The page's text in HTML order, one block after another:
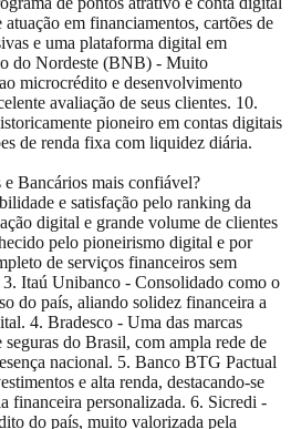
em financiamentos, cartões de
e uma plataforma digital em
do Nordeste (BNB) - Muito
microcrédito e desenvolvimento
avaliação de seus clientes. 10.
pioneiro em contas digitais
de renda fixa com liquidez diária.
Bancários mais confiável?
e satisfação pelo ranking da
digital e grande volume de clientes
pelo pioneirismo digital e por
de serviços financeiros sem
Itaú Unibanco - Consolidado como o
do país, aliando solidez financeira a
4. Bradesco - Uma das marcas
do Brasil, com ampla rede de
nacional. 5. Banco BTG Pactual
e alta renda, destacando-se
financeira personalizada. 6. Sicredi -
do país, muito valorizada pela